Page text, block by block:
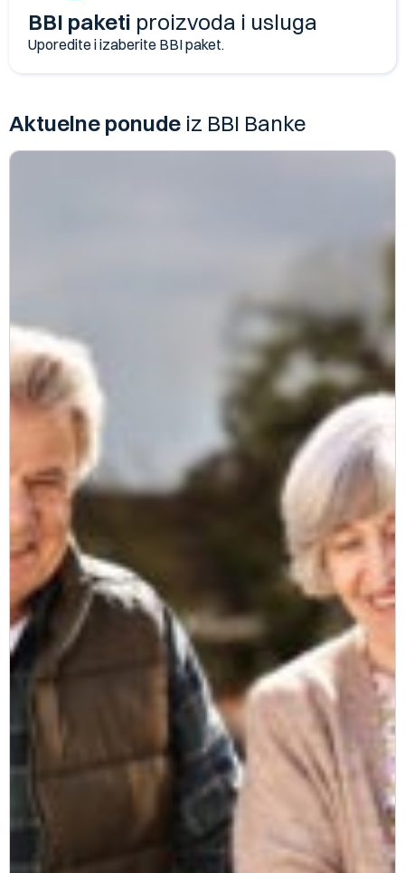
BBI paketi proizvoda i usluga
Uporedite i izaberite BBI paket.
Aktuelne ponude iz BBI Banke